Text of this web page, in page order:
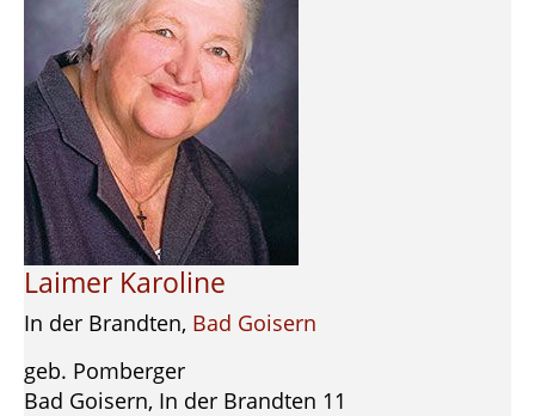
Laimer Karoline
In der Brandten, Bad Goisern
geb. Pomberger
Bad Goisern, In der Brandten 11